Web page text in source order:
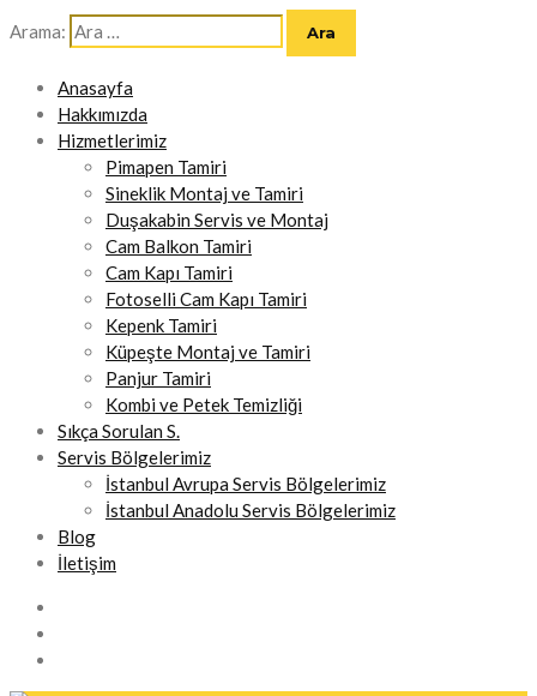
Arama:
Anasayfa
Hakkımızda
Hizmetlerimiz
Pimapen Tamiri
Sineklik Montaj ve Tamiri
Duşakabin Servis ve Montaj
Cam Balkon Tamiri
Cam Kapı Tamiri
Fotoselli Cam Kapı Tamiri
Kepenk Tamiri
Küpeşte Montaj ve Tamiri
Panjur Tamiri
Kombi ve Petek Temizliği
Sıkça Sorulan S.
Servis Bölgelerimiz
İstanbul Avrupa Servis Bölgelerimiz
İstanbul Anadolu Servis Bölgelerimiz
Blog
İletişim